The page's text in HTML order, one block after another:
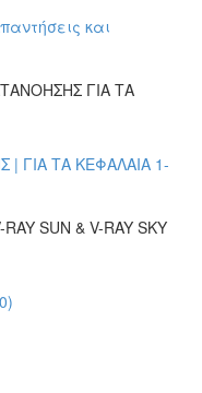
και
ΓΙΑ ΤΑ
| ΓΙΑ ΤΑ ΚΕΦΑΛΑΙΑ 1-
SUN & V-RAY SKY